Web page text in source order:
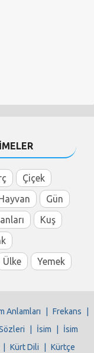
Çiçek
Gün
Kuş
Ülke Yemek
Anlamları Frekans
İsim
İsim
Kürt Dili
Kürtçe